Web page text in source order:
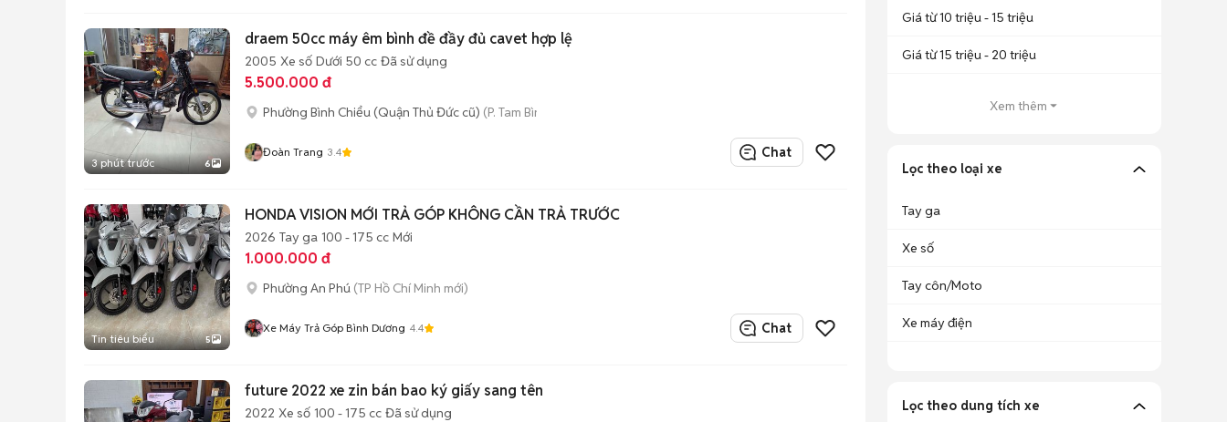
3 phút trước 6
draem 50cc máy êm bình đề đầy đủ cavet hợp lệ
2005 Xe số Dưới 50 cc Đã sử dụng
5.500.000 đ
Phường Bình Chiểu (Quận Thủ Đức cũ) (P. Tam Bình mới)
Đoàn Trang 3.4 Chat
Tin tiêu biểu 5
HONDA VISION MỚI TRẢ GÓP KHÔNG CẦN TRẢ TRƯỚC
2026 Tay ga 100 - 175 cc Mới
1.000.000 đ
Phường An Phú (TP Hồ Chí Minh mới)
Xe Máy Trả Góp Bình Dương 4.4 Chat
future 2022 xe zin bán bao ký giấy sang tên
2022 Xe số 100 - 175 cc Đã sử dụng
Giá từ 10 triệu - 15 triệu
Giá từ 15 triệu - 20 triệu
Xem thêm
Lọc theo loại xe
Tay ga
Xe số
Tay côn/Moto
Xe máy điện
Lọc theo dung tích xe